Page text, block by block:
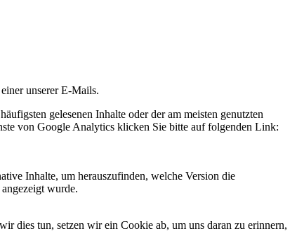
unserer E-Mails.
gelesenen Inhalte oder der am meisten genutzten
von Google Analytics klicken Sie bitte auf folgenden Link:
Inhalte, um herauszufinden, welche Version die
wurde.
dies tun, setzen wir ein Cookie ab, um uns daran zu erinnern,